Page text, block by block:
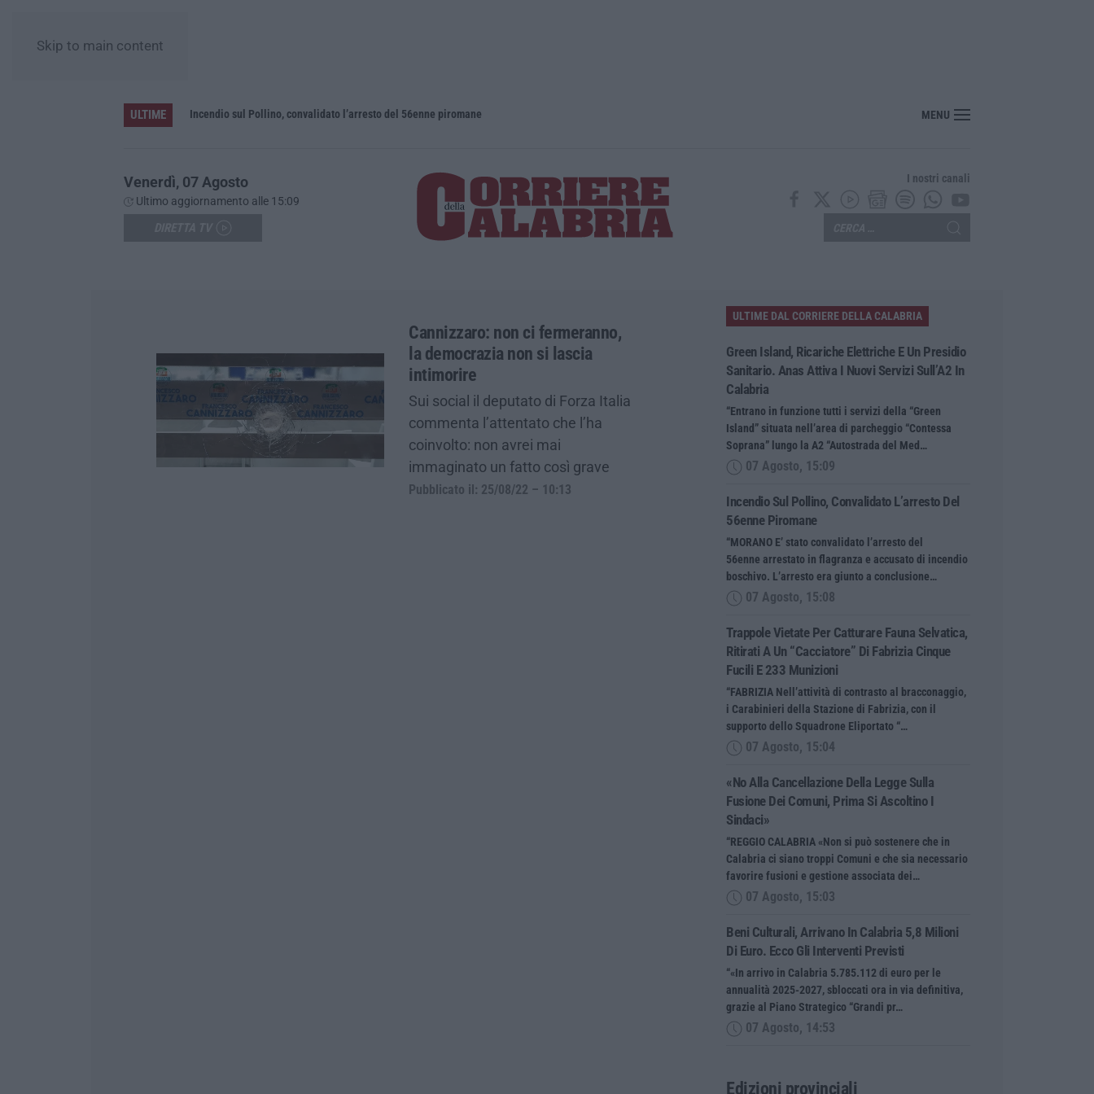
Skip to main content
ULTIME
Green Island, ricariche elettriche e un presidio sanitario. Anas attiva i nuovi servizi sull’A2 in Calabria Incendio sul Pollino, convalidato l’arresto del 56enne piromane MENU
Venerdì, 07 Agosto
Ultimo aggiornamento alle 15:09
I nostri canali
Cannizzaro: non ci fermeranno,
la democrazia non si lascia
intimorire
Sui social il deputato di Forza Italia
commenta l’attentato che l’ha
coinvolto: non avrei mai
immaginato un fatto così grave
Pubblicato il: 25/08/22 – 10:13
ULTIME DAL CORRIERE DELLA CALABRIA
Green Island, Ricariche Elettriche E Un Presidio
Sanitario. Anas Attiva I Nuovi Servizi Sull’A2 In
Calabria
“Entrano in funzione tutti i servizi della “Green
Island” situata nell’area di parcheggio “Contessa
Soprana” lungo la A2 “Autostrada del Med…
07 Agosto, 15:09
Incendio Sul Pollino, Convalidato L’arresto Del
56enne Piromane
“MORANO E’ stato convalidato l’arresto del
56enne arrestato in flagranza e accusato di incendio
boschivo. L’arresto era giunto a conclusione…
07 Agosto, 15:08
Trappole Vietate Per Catturare Fauna Selvatica,
Ritirati A Un “cacciatore” Di Fabrizia Cinque
Fucili E 233 Munizioni
“FABRIZIA Nell’attività di contrasto al bracconaggio,
i Carabinieri della Stazione di Fabrizia, con il
supporto dello Squadrone Eliportato “…
07 Agosto, 15:04
«No Alla Cancellazione Della Legge Sulla
Fusione Dei Comuni, Prima Si Ascoltino I
Sindaci»
“REGGIO CALABRIA «Non si può sostenere che in
Calabria ci siano troppi Comuni e che sia necessario
favorire fusioni e gestione associata dei…
07 Agosto, 15:03
Beni Culturali, Arrivano In Calabria 5,8 Milioni
Di Euro. Ecco Gli Interventi Previsti
“«In arrivo in Calabria 5.785.112 di euro per le
annualità 2025-2027, sbloccati ora in via definitiva,
grazie al Piano Strategico “Grandi pr…
07 Agosto, 14:53
Edizioni provinciali